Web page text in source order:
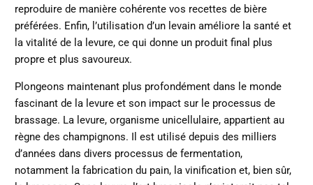
reproduire de manière cohérente vos recettes de bière
préférées. Enfin, l’utilisation d’un levain améliore la santé et
la vitalité de la levure, ce qui donne un produit final plus
propre et plus savoureux.
Plongeons maintenant plus profondément dans le monde
fascinant de la levure et son impact sur le processus de
brassage. La levure, organisme unicellulaire, appartient au
règne des champignons. Il est utilisé depuis des milliers
d’années dans divers processus de fermentation,
notamment la fabrication du pain, la vinification et, bien sûr,